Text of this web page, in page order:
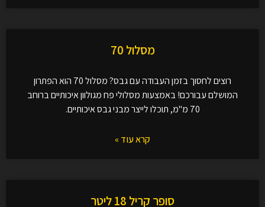
מסלול 70
רוצים לחסוך בזמן העבודה עם גבס? מסלול 70 הוא הפתרון
המושלם עבורכם! באמצעות מסלולי פח מגולוון איכותיים ברוחב
70 מ"מ, תוכלו לייצר מבני גבס איכותיים.
קרא עוד »
סופר קריל 18 ליטר